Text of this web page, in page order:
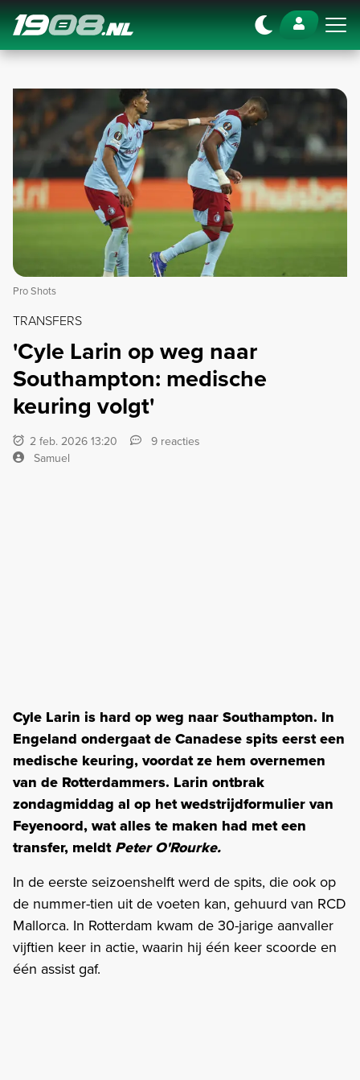
Navigation
Pro Shots
TRANSFERS
'Cyle Larin op weg naar
Southampton: medische
keuring volgt'
2 feb. 2026 13:20
9 reacties
Samuel
Cyle Larin is hard op weg naar Southampton. In
Engeland ondergaat de Canadese spits eerst een
medische keuring, voordat ze hem overnemen
van de Rotterdammers. Larin ontbrak
zondagmiddag al op het wedstrijdformulier van
Feyenoord, wat alles te maken had met een
transfer, meldtPeter O'Rourke.
In de eerste seizoenshelft werd de spits, die ook op
de nummer-tien uit de voeten kan, gehuurd van RCD
Mallorca. In Rotterdam kwam de 30-jarige aanvaller
vijftien keer in actie, waarin hij één keer scoorde en
één assist gaf.